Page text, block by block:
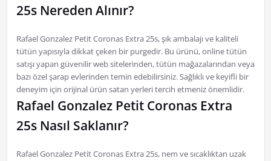
25s Nereden Alınır?
Rafael Gonzalez Petit Coronas Extra 25s, şık ambalajı ve kaliteli
tütün yapısıyla dikkat çeken bir purgedir. Bu ürünü, online tütün
satışı yapan güvenilir web sitelerinden, tütün mağazalarından veya
bazı özel şarap evlerinden temin edebilirsiniz. Sağlıklı ve keyifli bir
deneyim için orijinal ürün satan yerleri tercih etmeniz önemlidir.
Rafael Gonzalez Petit Coronas Extra
25s Nasıl Saklanır?
Rafael Gonzalez Petit Coronas Extra 25s, nem ve sıcaklıktan uzak